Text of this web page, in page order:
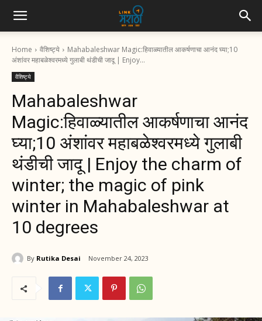
Home वैशिष्ट्ये
Mahabaleshwar Magic:हिवाळ्यातील आकर्षणाचा आनंद घ्या;10
अंशांवर महाबळेश्वरमध्ये गुलाबी थंडीची जादू | Enjoy...
वैशिष्ट्ये
Mahabaleshwar
Magic:हिवाळ्यातील आकर्षणाचा आनंद
घ्या;10 अंशांवर महाबळेश्वरमध्ये गुलाबी
थंडीची जादू | Enjoy the charm of
winter; the magic of pink
winter in Mahabaleshwar at
10 degrees
By Rutika Desai November 24, 2023